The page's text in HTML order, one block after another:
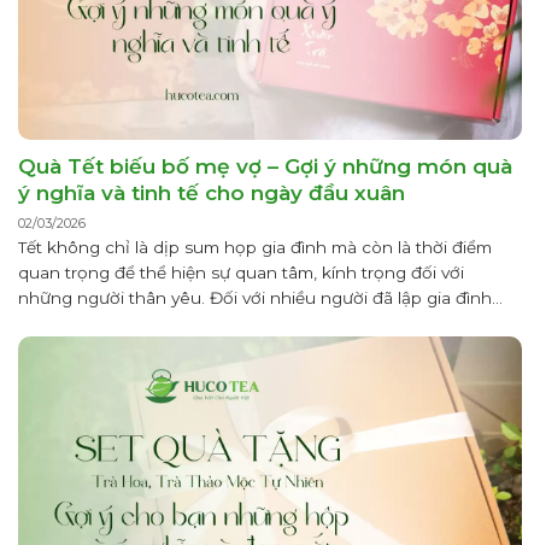
Quà Tết biếu bố mẹ vợ – Gợi ý những món quà
ý nghĩa và tinh tế cho ngày đầu xuân
02/03/2026
Tết không chỉ là dịp sum họp gia đình mà còn là thời điểm
quan trọng để thể hiện sự quan tâm, kính trọng đối với
những người thân yêu. Đối với nhiều người đã lập gia đình
chọn quà Tết biếu bố...